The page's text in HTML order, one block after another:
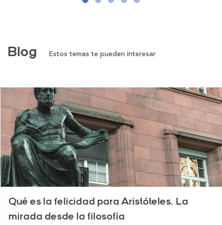
Blog Estos temas te pueden interesar
Qué es la felicidad para Aristóteles. La
mirada desde la filosofía